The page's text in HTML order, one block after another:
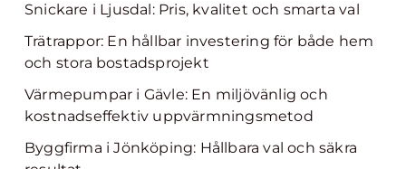
Snickare i Ljusdal: Pris, kvalitet och smarta val
Trätrappor: En hållbar investering för både hem
och stora bostadsprojekt
Värmepumpar i Gävle: En miljövänlig och
kostnadseffektiv uppvärmningsmetod
Byggfirma i Jönköping: Hållbara val och säkra